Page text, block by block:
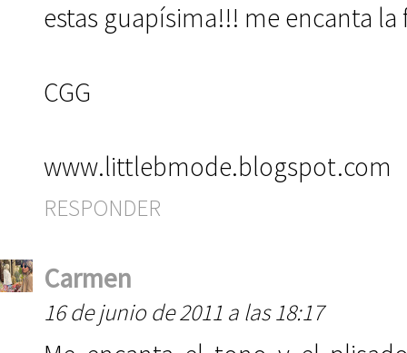
estas guapísima!!! me encanta la
CGG
www.littlebmode.blogspot.com
RESPONDER
Carmen
16 de junio de 2011 a las 18:17